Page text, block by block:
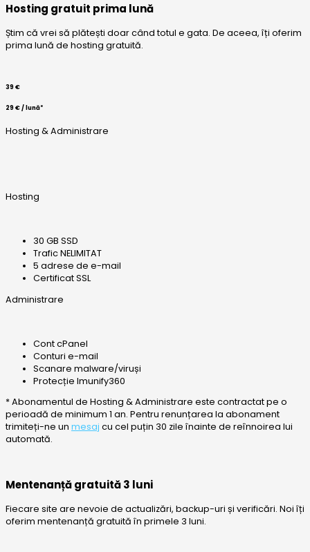
Hosting gratuit prima lună
Știm că vrei să plătești doar când totul e gata. De aceea, îți oferim
prima lună de hosting gratuită.
39 €
29 € / lună*
Hosting & Administrare
Hosting
30 GB SSD
Trafic NELIMITAT
5 adrese de e-mail
Certificat SSL
Administrare
Cont cPanel
Conturi e-mail
Scanare malware/viruși
Protecție Imunify360
* Abonamentul de Hosting & Administrare este contractat pe o
perioadă de minimum 1 an. Pentru renunțarea la abonament
trimiteți-ne un mesaj cu cel puțin 30 zile înainte de reînnoirea lui
automată.
Mentenanță gratuită 3 luni
Fiecare site are nevoie de actualizări, backup-uri și verificări. Noi îți
oferim mentenanță gratuită în primele 3 luni.